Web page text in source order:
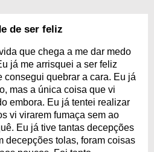
de ser feliz
que chega a me dar medo
já me arrisquei a ser feliz
consegui quebrar a cara. Eu já
mas a única coisa que vi
embora. Eu já tentei realizar
vi virarem fumaça sem ao
Eu já tive tantas decepções
decepções tolas, foram coisas